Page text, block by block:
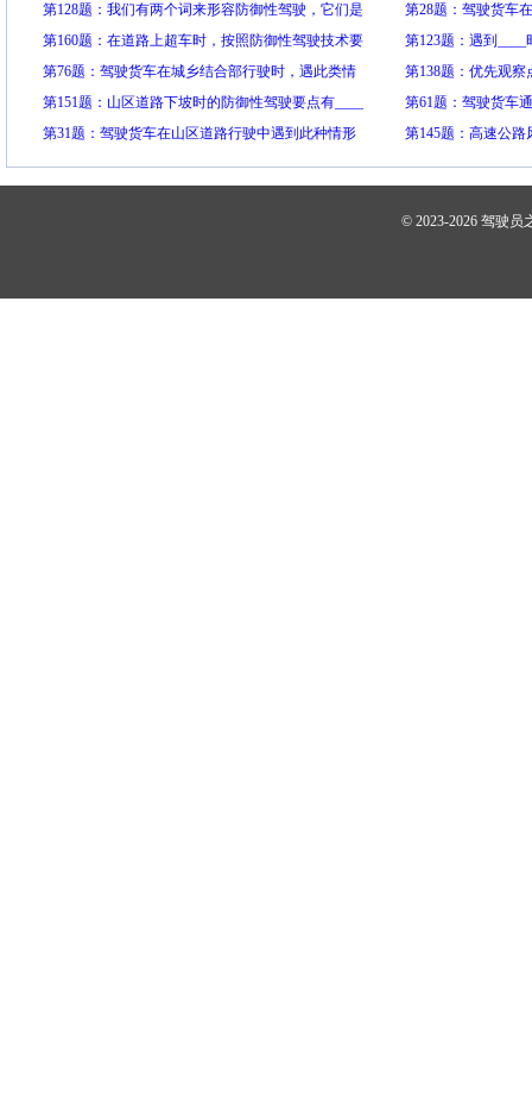
全的主要因素有：
防御性驾驶技术要
催促。
第128题：我们有两个词来形容防御性驾驶，它们是
____，空间给车辆，能见度给驾驶员。
第28题：驾驶货车
下涵洞)，正确的做
第160题：在道路上超车时，按照防御性驾驶技术要
求，只要留有余地，应尽量加大横向距离，必要时
可越实线超车。
第123题：遇到
第76题：驾驶货车在城乡结合部行驶时，遇此类情
况(道路有麦秆)，您应该怎么做?
第138题：优先观察
第151题：山区道路下坡时的防御性驾驶要点有____
第61题：驾驶货车
车等执行紧急任务
怎么做?
第31题：驾驶货车在山区道路行驶中遇到此种情形
时(弯道)，正确的做法有：
第145题：高速公
© 2023-2026 驾驶员